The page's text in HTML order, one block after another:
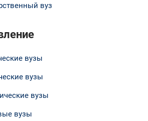
вуз
вузы
вузы
вузы
вузы